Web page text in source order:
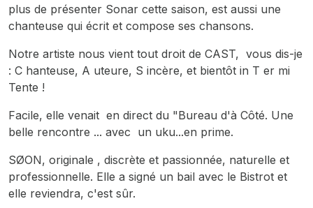
plus de présenter Sonar cette saison, est aussi une
chanteuse qui écrit et compose ses chansons.
Notre artiste nous vient tout droit de CAST, vous dis-je
: C hanteuse, A uteure, S incère, et bientôt in T er mi
Tente !
Facile, elle venait en direct du "Bureau d'à Côté. Une
belle rencontre ... avec un uku...en prime.
SØON, originale , discrète et passionnée, naturelle et
professionnelle. Elle a signé un bail avec le Bistrot et
elle reviendra, c'est sûr.